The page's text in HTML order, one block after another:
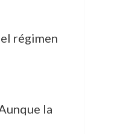
régimen
la